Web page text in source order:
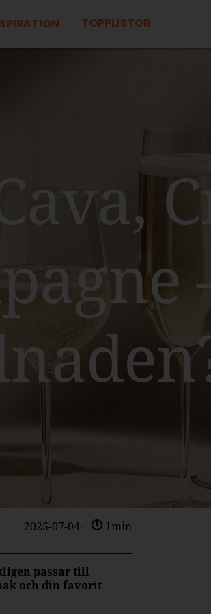
TOPPLISTOR
2025-07-04 1min
passar till
och din favorit